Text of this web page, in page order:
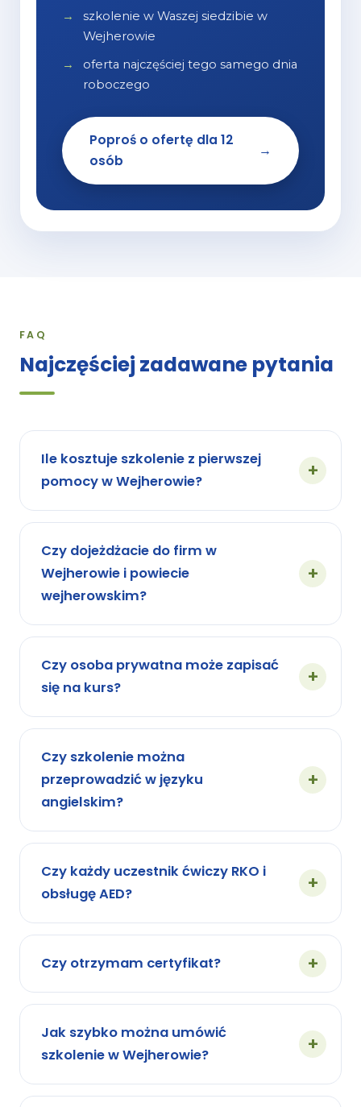
szkolenie w Waszej siedzibie w
Wejherowie
oferta najczęściej tego samego dnia
roboczego
Poproś o ofertę dla 12
osób
→
FAQ
Najczęściej zadawane pytania
Ile kosztuje szkolenie z pierwszej
pomocy w Wejherowie?
Czy dojeżdżacie do firm w
Wejherowie i powiecie
wejherowskim?
Czy osoba prywatna może zapisać
się na kurs?
Czy szkolenie można
przeprowadzić w języku
angielskim?
Czy każdy uczestnik ćwiczy RKO i
obsługę AED?
Czy otrzymam certyfikat?
Jak szybko można umówić
szkolenie w Wejherowie?